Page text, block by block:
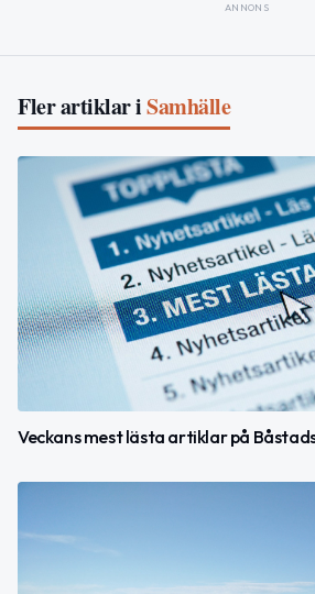
ANNONS
Fler artiklar iSamhälle
Veckans mest lästa artiklar på